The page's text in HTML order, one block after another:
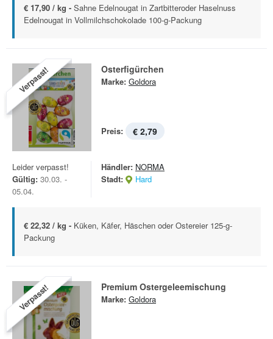
€ 17,90 / kg - Sahne Edelnougat in Zartbitteroder Haselnuss
Edelnougat in Vollmilchschokolade 100-g-Packung
Verpasst! Osterfigürchen
Marke: Goldora
Preis: € 2,79
Leider verpasst!
Gültig: 30.03. -
05.04.
Händler: NORMA
Stadt:
Hard
€ 22,32 / kg - Küken, Käfer, Häschen oder Ostereier 125-g-
Packung
Verpasst! Premium Ostergeleemischung
Marke: Goldora